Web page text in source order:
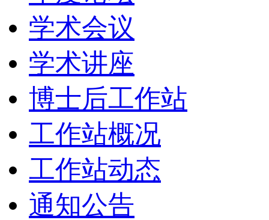
学术会议
学术讲座
博士后工作站
工作站概况
工作站动态
通知公告